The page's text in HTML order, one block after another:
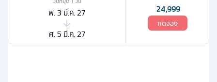
พ. 3 มี.ค. 27
ศ. 5 มี.ค. 27
24,999
กดจอง